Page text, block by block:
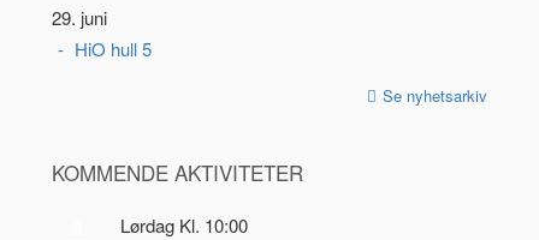
29. juni
HiO hull 5
Se nyhetsarkiv
KOMMENDE AKTIVITETER
Lørdag Kl. 10:00